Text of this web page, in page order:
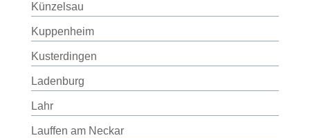
Künzelsau
Kuppenheim
Kusterdingen
Ladenburg
Lahr
Lauffen am Neckar